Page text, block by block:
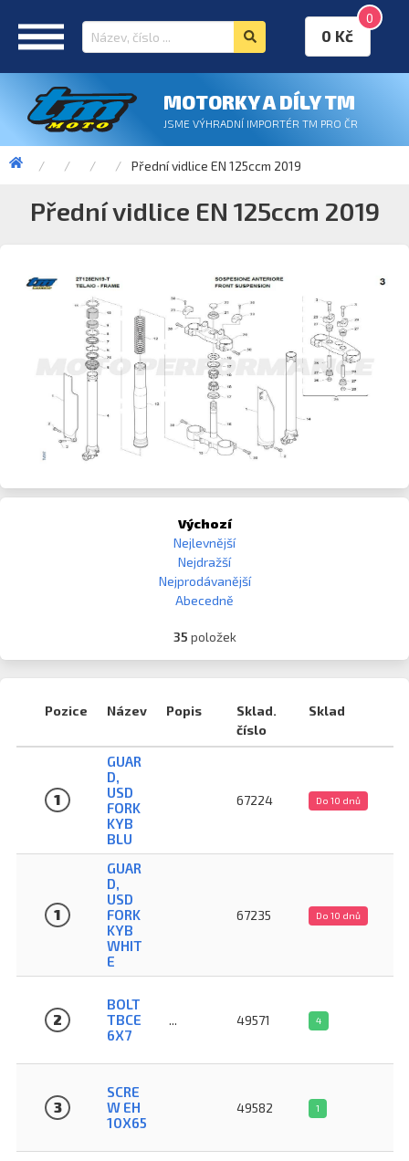
0
0 Kč
MOTORKY A DÍLY TM
JSME VÝHRADNÍ IMPORTÉR TM PRO ČR
Přední vidlice EN 125ccm 2019
Přední vidlice EN 125ccm 2019
Výchozí
Nejlevnější
Nejdražší
Nejprodávanější
Abecedně
35 položek
Pozice Název Popis
Sklad.
číslo
Sklad
1
GUAR
D,
USD
FORK
KYB
BLU
67224 Do 10 dnů
1
GUAR
D,
USD
FORK
KYB
WHIT
E
67235 Do 10 dnů
2
BOLT
TBCE
6X7
... 49571 4
3
SCRE
W EH
10X65
49582 1